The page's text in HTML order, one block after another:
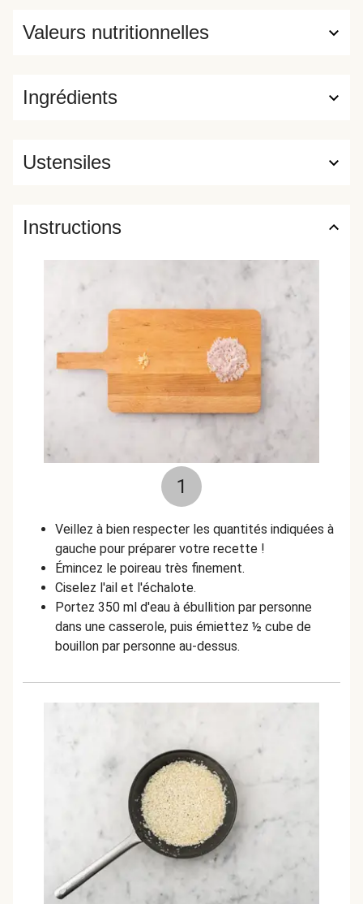
Ingrédients
Valeurs nutritionnelles
Ustensiles
Instructions
1
Veillez à bien respecter les quantités indiquées à
gauche pour préparer votre recette !
Émincez le poireau très finement.
Ciselez l'ail et l'échalote.
Portez 350 ml d'eau à ébullition par personne
dans une casserole, puis émiettez ½ cube de
bouillon par personne au-dessus.